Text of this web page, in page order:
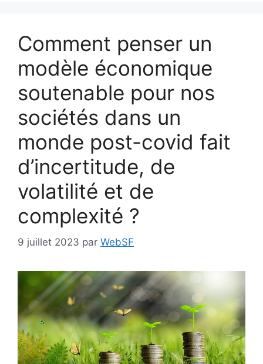
Comment penser un
modèle économique
soutenable pour nos
sociétés dans un
monde post-covid fait
d’incertitude, de
volatilité et de
complexité ?
9 juillet 2023 par WebSF